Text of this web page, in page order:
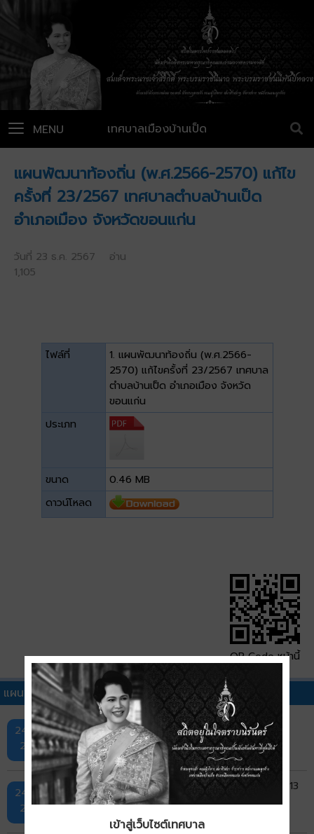
เทศบาลเมืองบ้านเป็ด
MENU
แผนพัฒนาท้องถิ่น (พ.ศ.2566-2570) แก้ไข
ครั้งที่ 23/2567 เทศบาลตำบลบ้านเป็ด
อำเภอเมือง จังหวัดขอนแก่น
วันที่ 23 ธ.ค. 2567 อ่าน
1,105
ไฟล์ที่
1. แผนพัฒนาท้องถิ่น (พ.ศ.2566-
2570) แก้ไขครั้งที่ 23/2567 เทศบาล
ตำบลบ้านเป็ด อำเภอเมือง จังหวัด
ขอนแก่น
ประเภท
ขนาด
0.46 MB
ดาวน์โหลด
QR Code หน้านี้
แผนพัฒนาท้องถิ่นอื่นๆ
24 ก.ค.
2569
แผนพัฒนาท้องถิ่น (พ.ศ.2566-2570) แก้ไขครั้งที่
32/2569 เทศบาลเมืองบ้านเป็ด
24 ก.ค.
2569
แผนพัฒนาท้องถิ่น (พ.ศ.2566-2570) เพิ่มเติมครั้งที่ 13
พ.ศ.2569 เทศบาลเมืองบ้านเป็ด
เข้าสู่เว็บไซต์เทศบาล